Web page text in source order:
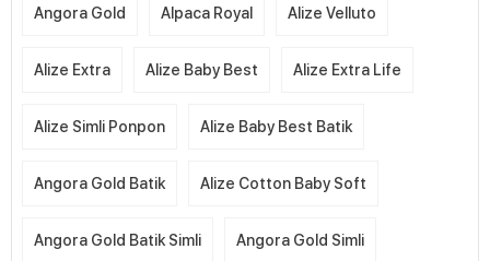
Angora Gold Alpaca Royal Alize Velluto
Alize Extra Alize Baby Best Alize Extra Life
Alize Simli Ponpon Alize Baby Best Batik
Angora Gold Batik Alize Cotton Baby Soft
Angora Gold Batik Simli Angora Gold Simli